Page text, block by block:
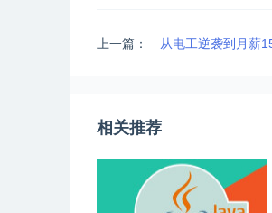
上一篇： 从电工逆袭到月薪
相关推荐